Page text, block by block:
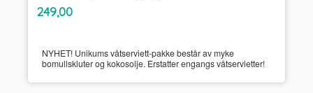
Pris
249,00mva.
NYHET! Unikums våtserviett-pakke består av myke
bomullskluter og kokosolje. Erstatter engangs våtservietter!